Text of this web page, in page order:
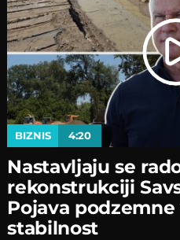
BIZNIS 4:20
Nastavljaјu se
rekonstrukciјi
Poјava
stabilnost